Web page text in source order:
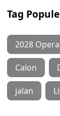
Tag
2028
Calon
jalan